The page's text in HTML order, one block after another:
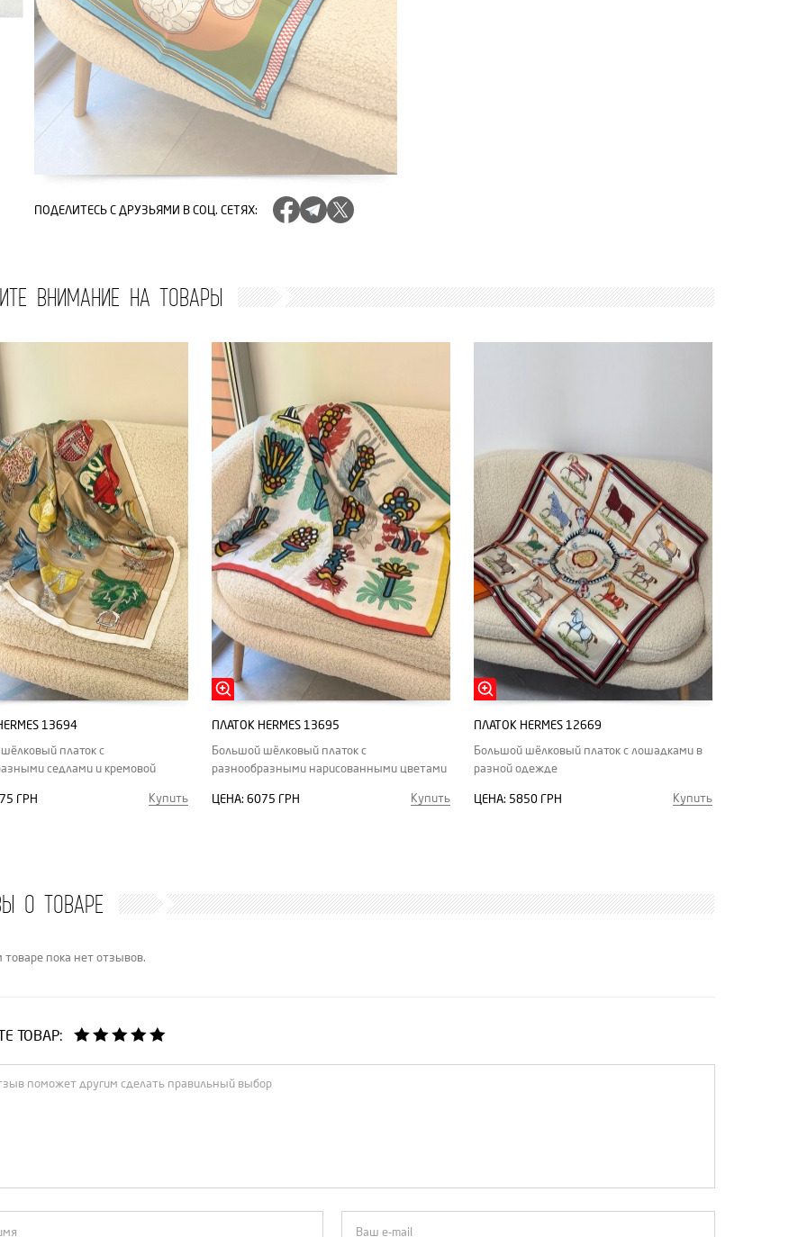
ПОДЕЛИТЕСЬ С ДРУЗЬЯМИ В СОЦ. СЕТЯХ:
ВНИМАНИЕ НА ТОВАРЫ
13694
платок с
седлами и кремовой
ГРН Купить
ПЛАТОК HERMES 13695
Большой шёлковый платок с
разнообразными нарисованными цветами
ЦЕНА: 6075 ГРН Купить
ПЛАТОК HERMES 12669
Большой шёлковый платок с лошадками в
разной одежде
ЦЕНА: 5850 ГРН Купить
О ТОВАРЕ
пока нет отзывов.
ТОВАР: